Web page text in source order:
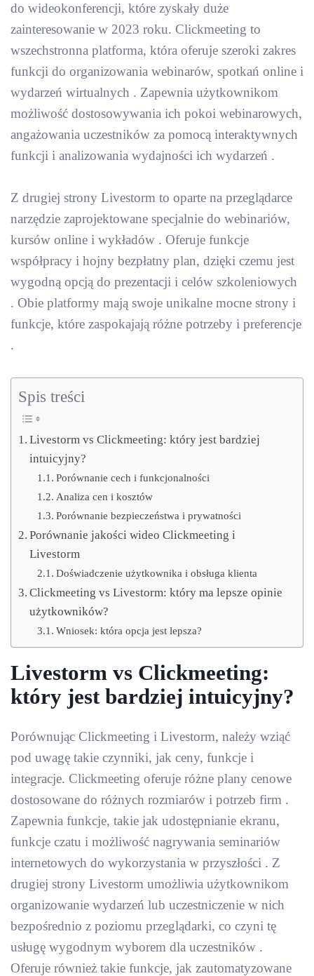
do wideokonferencji, które zyskały duże
zainteresowanie w 2023 roku. Clickmeeting to
wszechstronna platforma, która oferuje szeroki zakres
funkcji do organizowania webinarów, spotkań online i
wydarzeń wirtualnych . Zapewnia użytkownikom
możliwość dostosowywania ich pokoi webinarowych,
angażowania uczestników za pomocą interaktywnych
funkcji i analizowania wydajności ich wydarzeń .
Z drugiej strony Livestorm to oparte na przeglądarce
narzędzie zaprojektowane specjalnie do webinariów,
kursów online i wykładów . Oferuje funkcje
współpracy i hojny bezpłatny plan, dzięki czemu jest
wygodną opcją do prezentacji i celów szkoleniowych
. Obie platformy mają swoje unikalne mocne strony i
funkcje, które zaspokajają różne potrzeby i preferencje
.
Spis treści
Livestorm vs Clickmeeting: który jest bardziej
intuicyjny?
Porównanie cech i funkcjonalności
Analiza cen i kosztów
Porównanie bezpieczeństwa i prywatności
Porównanie jakości wideo Clickmeeting i
Livestorm
Doświadczenie użytkownika i obsługa klienta
Clickmeeting vs Livestorm: który ma lepsze opinie
użytkowników?
Wniosek: która opcja jest lepsza?
Livestorm vs Clickmeeting:
który jest bardziej intuicyjny?
Porównując Clickmeeting i Livestorm, należy wziąć
pod uwagę takie czynniki, jak ceny, funkcje i
integracje. Clickmeeting oferuje różne plany cenowe
dostosowane do różnych rozmiarów i potrzeb firm .
Zapewnia funkcje, takie jak udostępnianie ekranu,
funkcje czatu i możliwość nagrywania seminariów
internetowych do wykorzystania w przyszłości . Z
drugiej strony Livestorm umożliwia użytkownikom
organizowanie wydarzeń lub uczestniczenie w nich
bezpośrednio z poziomu przeglądarki, co czyni tę
usługę wygodnym wyborem dla uczestników .
Oferuje również takie funkcje, jak zautomatyzowane